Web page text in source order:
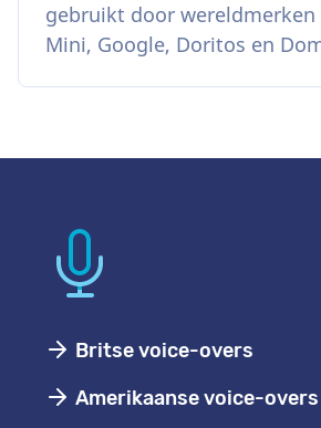
gebruikt door wereldmerken
Mini, Google, Doritos en
Britse voice-overs
Amerikaanse voice-overs